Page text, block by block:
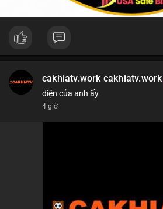
cakhiatv.work cakhiatv.work
diện của anh ấy
4 giờ